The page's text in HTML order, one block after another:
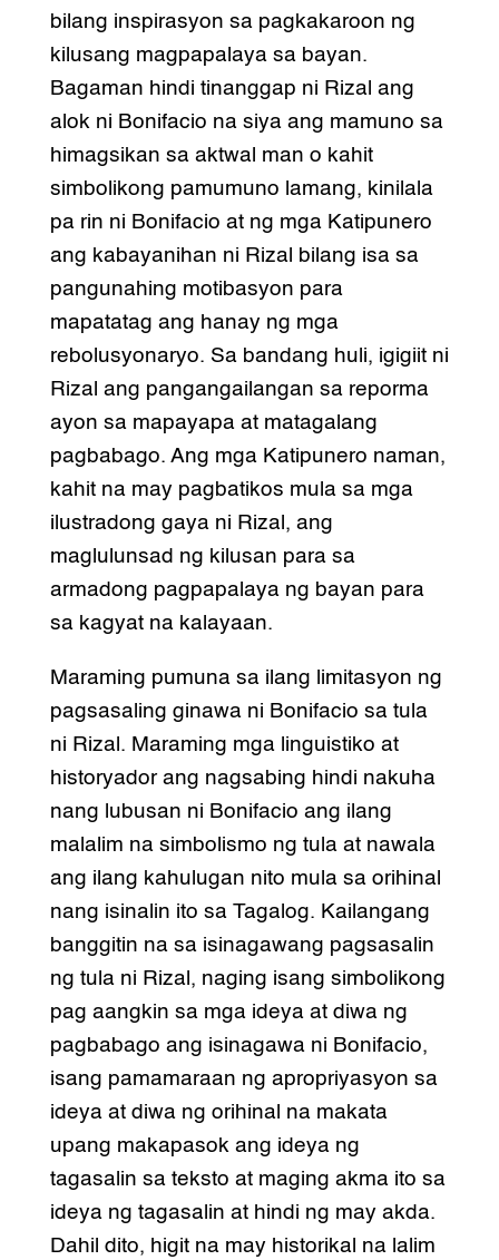
bilang inspirasyon sa pagkakaroon ng
kilusang magpapalaya sa bayan.
Bagaman hindi tinanggap ni Rizal ang
alok ni Bonifacio na siya ang mamuno sa
himagsikan sa aktwal man o kahit
simbolikong pamumuno lamang, kinilala
pa rin ni Bonifacio at ng mga Katipunero
ang kabayanihan ni Rizal bilang isa sa
pangunahing motibasyon para
mapatatag ang hanay ng mga
rebolusyonaryo. Sa bandang huli, igigiit ni
Rizal ang pangangailangan sa reporma
ayon sa mapayapa at matagalang
pagbabago. Ang mga Katipunero naman,
kahit na may pagbatikos mula sa mga
ilustradong gaya ni Rizal, ang
maglulunsad ng kilusan para sa
armadong pagpapalaya ng bayan para
sa kagyat na kalayaan.
Maraming pumuna sa ilang limitasyon ng
pagsasaling ginawa ni Bonifacio sa tula
ni Rizal. Maraming mga linguistiko at
historyador ang nagsabing hindi nakuha
nang lubusan ni Bonifacio ang ilang
malalim na simbolismo ng tula at nawala
ang ilang kahulugan nito mula sa orihinal
nang isinalin ito sa Tagalog. Kailangang
banggitin na sa isinagawang pagsasalin
ng tula ni Rizal, naging isang simbolikong
pag aangkin sa mga ideya at diwa ng
pagbabago ang isinagawa ni Bonifacio,
isang pamamaraan ng apropriyasyon sa
ideya at diwa ng orihinal na makata
upang makapasok ang ideya ng
tagasalin sa teksto at maging akma ito sa
ideya ng tagasalin at hindi ng may akda.
Dahil dito, higit na may historikal na lalim